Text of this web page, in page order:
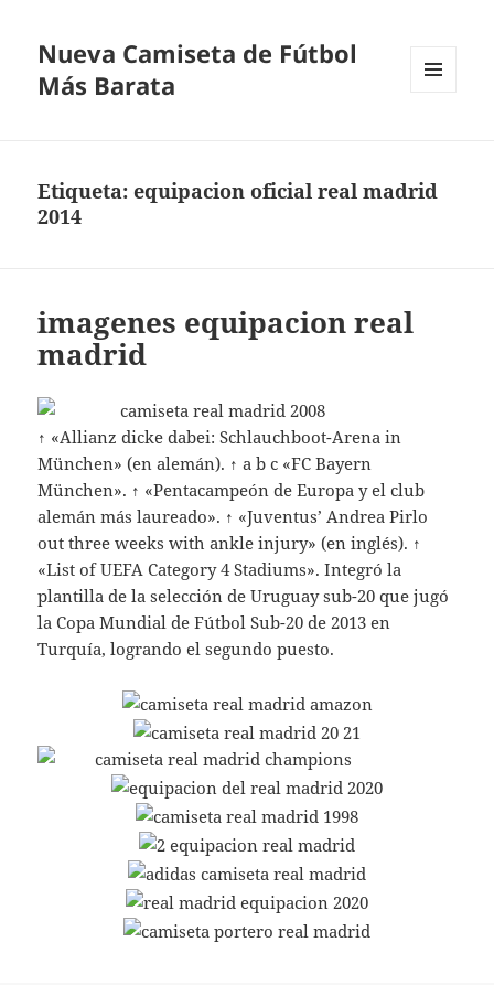
Nueva Camiseta de Fútbol
Más Barata
Etiqueta:equipacion oficial real madrid
2014
imagenes equipacion real
madrid
↑ «Allianz dicke dabei: Schlauchboot-Arena in
München» (en alemán). ↑ a b c «FC Bayern
München». ↑ «Pentacampeón de Europa y el club
alemán más laureado». ↑ «Juventus’ Andrea Pirlo
out three weeks with ankle injury» (en inglés). ↑
«List of UEFA Category 4 Stadiums». Integró la
plantilla de la selección de Uruguay sub-20 que jugó
la Copa Mundial de Fútbol Sub-20 de 2013 en
Turquía, logrando el segundo puesto.